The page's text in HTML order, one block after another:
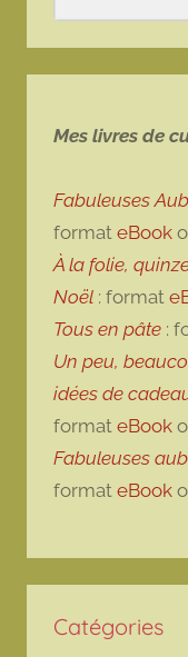
Mes livres de
Fabuleuses
format eBook
À la folie,
Noël : format
Tous en pâte :
Un peu,
idées de
format eBook
Fabuleuses
format eBook
Catégories